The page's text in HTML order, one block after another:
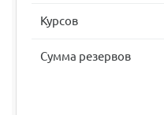
Курсов
Сумма резервов